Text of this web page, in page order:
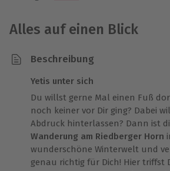
Alles auf einen Blick
Beschreibung
Yetis unter sich
Du willst gerne Mal einen Fuß
noch keiner vor Dir ging? Dabei
Abdruck hinterlassen? Dann ist
Wanderung am Riedberger Horn
wunderschöne Winterwelt und
genau richtig für Dich! Hier triffst